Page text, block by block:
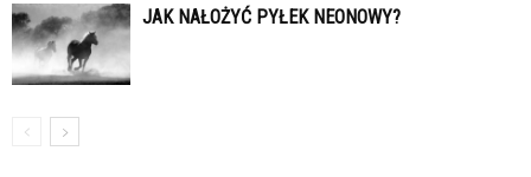
JAK NAŁOŻYĆ PYŁEK NEONOWY?